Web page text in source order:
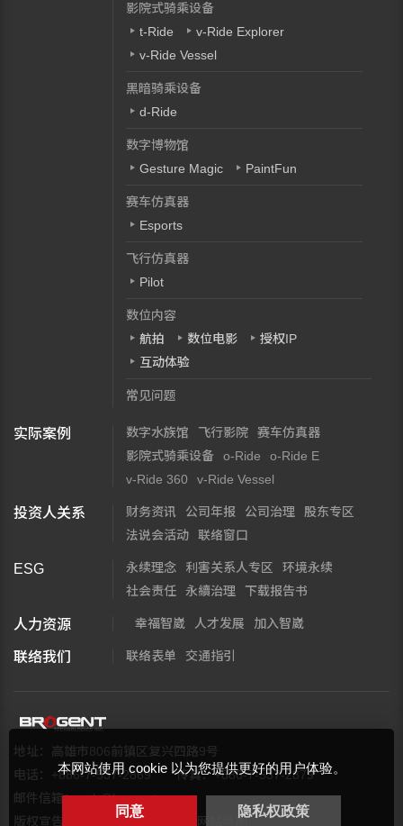
本网站使用 cookie 以为您提供更好的用户体验。
隐私权政策
同意
影院式骑乘设备
t-Ride
v-Ride Explorer
v-Ride Vessel
黑暗骑乘设备
d-Ride
数字博物馆
Gesture Magic
PaintFun
赛车仿真器
Esports
飞行仿真器
Pilot
数位内容
航拍
数位电影
授权IP
互动体验
常见问题
实际案例 数字水族馆 飞行影院
赛车仿真器
影院式骑乘设备
o-Ride
o-Ride E
v-Ride 360
v-Ride Vessel
投资人关系 财务资讯 公司年报 公司治理
股东专区
法说会活动
联络窗口
ESG 永续理念 利害关系人专区
环境永续
社会责任
永續治理 下载报告书
人力资源 幸福智崴 人才发展 加入智崴
联络我们 联络表单 交通指引
地址：高雄市806前镇区复兴四路9号
电话：+886-7-537-2869
传真：+886-7-537-2879
邮件信箱：web@brogent.com
版权宣告
隐私权保护政策 网站地图